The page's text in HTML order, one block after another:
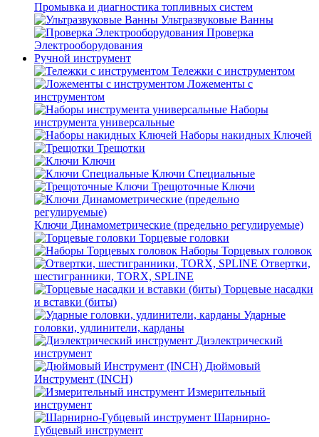
Промывка и диагностика топливных систем
Ультразвуковые Ванны
Проверка
Электрооборудования
Ручной инструмент
Тележки с инструментом
Ложементы с
инструментом
Наборы
инструмента универсальные
Наборы накидных Ключей
Трещотки
Ключи
Ключи Специальные
Трещоточные Ключи
Ключи Динамометрические (предельно регулируемые)
Торцевые головки
Наборы Торцевых головок
Отвертки,
шестигранники, TORX, SPLINE
Торцевые насадки
и вставки (биты)
Ударные
головки, удлинители, карданы
Диэлектрический
инструмент
Дюймовый
Инструмент (INCH)
Измерительный
инструмент
Шарнирно-
Губцевый инструмент